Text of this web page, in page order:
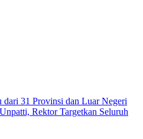
dari 31 Provinsi dan Luar Negeri
Rektor Targetkan Seluruh